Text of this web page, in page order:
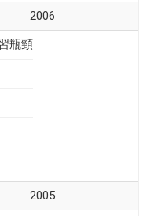
2006
瓶頸
2005